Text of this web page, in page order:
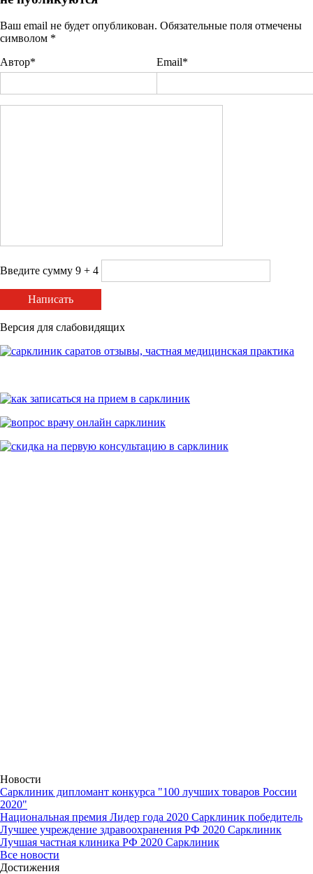
Ваш email не будет опубликован. Обязательные поля отмечены
символом *
Автор*
Email*
Введите сумму 9 + 4
Написать
Версия для слабовидящих
Новости
Сарклиник дипломант конкурса "100 лучших товаров России
2020"
Национальная премия Лидер года 2020 Сарклиник победитель
Лучшее учреждение здравоохранения РФ 2020 Сарклиник
Лучшая частная клиника РФ 2020 Сарклиник
Все новости
Достижения